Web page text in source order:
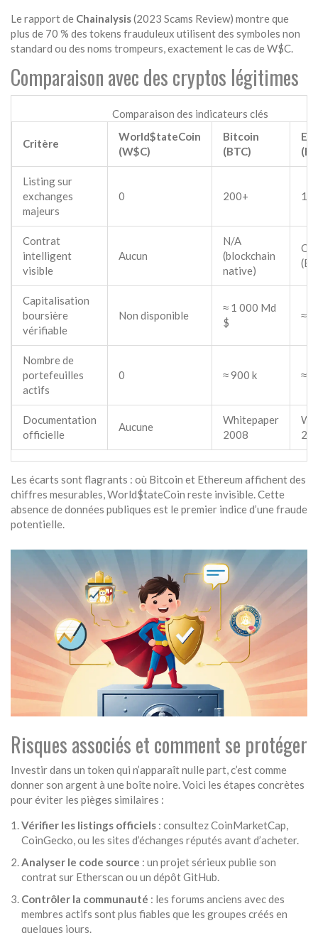
Le rapport de Chainalysis(2023 Scams Review) montre que
plus de 70 % des tokens frauduleux utilisent des symboles non
standard ou des noms trompeurs, exactement le cas de W$C.
Comparaison avec des cryptos légitimes
Comparaison des indicateurs clés
Critère
World$tateCoin
(W$C)
Bitcoin
(BTC)
Listing sur
exchanges
majeurs
0 200+
Contrat
intelligent
visible
Aucun
N/A
(blockchain
native)
Oui
Capitalisation
boursière
vérifiable
Non disponible
≈ 1 000 Md
$
≈
Nombre de
portefeuilles
actifs
0 ≈ 900 k ≈ 1
Documentation
officielle
Aucune
Whitepaper
2008
Les écarts sont flagrants : où Bitcoin et Ethereum affichent des
chiffres mesurables, World$tateCoin reste invisible. Cette
absence de données publiques est le premier indice d’une fraude
potentielle.
Risques associés et comment se protéger
Investir dans un token qui n’apparaît nulle part, c’est comme
donner son argent à une boîte noire. Voici les étapes concrètes
pour éviter les pièges similaires :
Vérifier les listings officiels : consultez CoinMarketCap,
CoinGecko, ou les sites d’échanges réputés avant d’acheter.
Analyser le code source : un projet sérieux publie son
contrat sur Etherscan ou un dépôt GitHub.
Contrôler la communauté : les forums anciens avec des
membres actifs sont plus fiables que les groupes créés en
quelques jours.